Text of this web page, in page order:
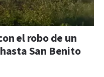
el robo de un
San Benito